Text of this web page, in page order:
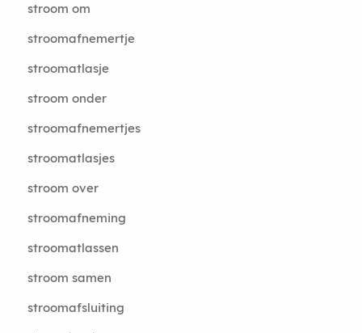
stroom om
stroomafnemertje
stroomatlasje
stroom onder
stroomafnemertjes
stroomatlasjes
stroom over
stroomafneming
stroomatlassen
stroom samen
stroomafsluiting